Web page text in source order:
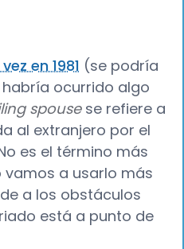
en 1981 (se podría
ocurrido algo
spousese refiere a
al extranjero por el
es el término más
a usarlo más
a los obstáculos
está a punto de